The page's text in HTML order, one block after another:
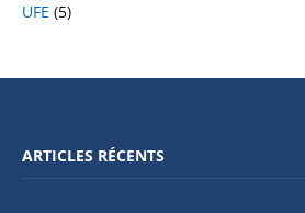
UFE (5)
ARTICLES RÉCENTS